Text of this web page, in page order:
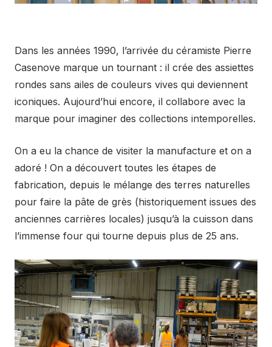
Dans les années 1990, l’arrivée du céramiste Pierre
Casenove marque un tournant : il crée des assiettes
rondes sans ailes de couleurs vives qui deviennent
iconiques. Aujourd’hui encore, il collabore avec la
marque pour imaginer des collections intemporelles.
On a eu la chance de visiter la manufacture et on a
adoré ! On a découvert toutes les étapes de
fabrication, depuis le mélange des terres naturelles
pour faire la pâte de grès (historiquement issues des
anciennes carrières locales) jusqu’à la cuisson dans
l’immense four qui tourne depuis plus de 25 ans.